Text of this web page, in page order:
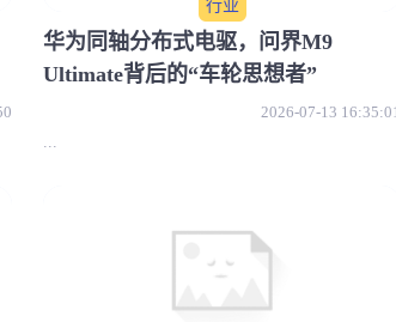
行业
华为同轴分布式电驱，问界M9
Ultimate背后的“车轮思想者”
2026-07-13
...